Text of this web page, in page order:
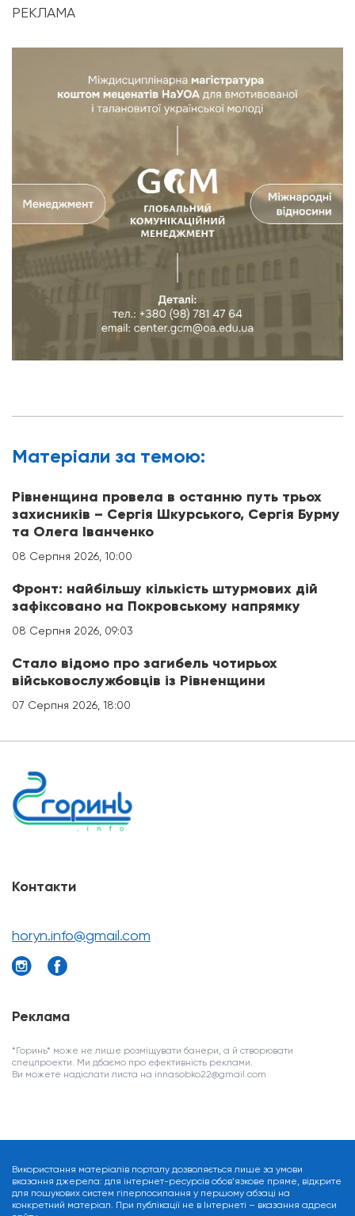
РЕКЛАМА
Матерiали за темою:
Рівненщина провела в останню путь трьох
захисників – Сергія Шкурського, Сергія Бурму
та Олега Іванченко
08 Серпня 2026, 10:00
Фронт: найбільшу кількість штурмових дій
зафіксовано на Покровському напрямку
08 Серпня 2026, 09:03
Стало відомо про загибель чотирьох
військовослужбовців із Рівненщини
07 Серпня 2026, 18:00
Контакти
horyn.info@gmail.com
Реклама
*Горинь* може не лише розміщувати банери, а й створювати
спецпроекти. Ми дбаємо про ефективність реклами.
Ви можете надіслати листа на innasobko22@gmail.com
Використання матеріалів порталу дозволяється лише за умови
вказання джерела: для інтернет-ресурсів обов’язкове пряме, відкрите
для пошукових систем гіперпосилання у першому абзаці на
конкретний матеріал. При публікації не в Інтернеті – вказання адреси